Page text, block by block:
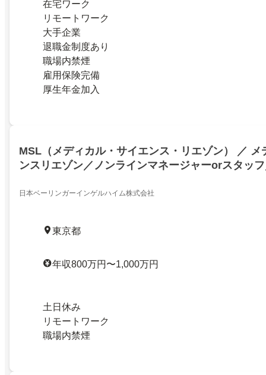
在宅ワーク
リモートワーク
大手企業
退職金制度あり
職場内禁煙
雇用保険完備
厚生年金加入
MSL（メディカル・サイエンス・リエゾン） ／ メ
ンスリエゾン／ノンラインマネージャーorスタッ
症・炎症領域 メディシン第1部 MSL第1グループ
日本ベーリンガーインゲルハイム株式会社
東京都
年収800万円〜1,000万円
土日休み
リモートワーク
職場内禁煙